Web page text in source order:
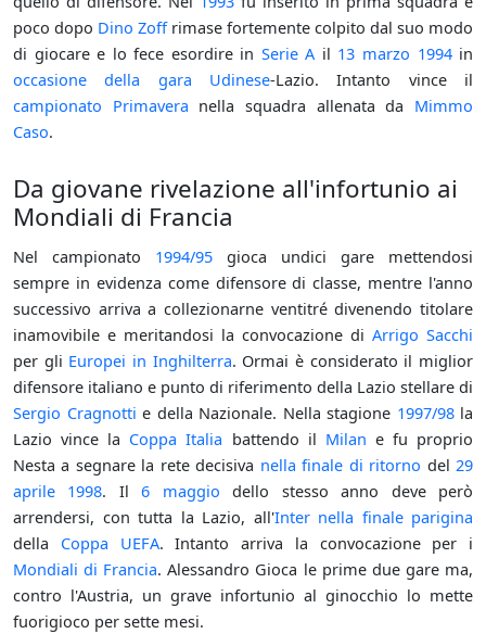
poco dopo Dino Zoffrimase fortemente colpito dal suo modo
di giocare e lo fece esordire in Serie A il 13 marzo 1994in
occasione della gara
Udinese-Lazio. Intanto vince il
campionato Primavera nella squadra allenata da Mimmo
Caso.
Da giovane rivelazione all'infortunio ai
Mondiali di Francia
Nel campionato 1994/95 gioca undici gare mettendosi
sempre in evidenza come difensore di classe, mentre l'anno
successivo arriva a collezionarne ventitré divenendo titolare
inamovibile e meritandosi la convocazione di Arrigo Sacchi
per gli Europei in Inghilterra. Ormai è considerato il miglior
difensore italiano e punto di riferimento della Lazio stellare di
Sergio Cragnotti e della Nazionale. Nella stagione 1997/98la
Lazio vince la Coppa Italia battendo il Milan e fu proprio
Nesta a segnare la rete decisiva nella finale di ritorno del29
aprile 1998. Il6 maggio dello stesso anno deve però
arrendersi, con tutta la Lazio, all'Inter nella finale parigina
della Coppa UEFA. Intanto arriva la convocazione per i
Mondiali di Francia. Alessandro Gioca le prime due gare ma,
contro l'Austria, un grave infortunio al ginocchio lo mette
fuorigioco per sette mesi.